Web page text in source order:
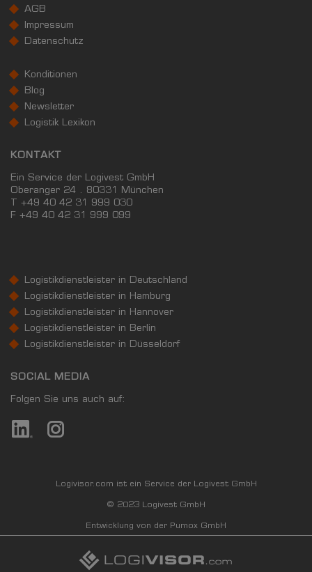
AGB
Impressum
Datenschutz
Konditionen
Blog
Newsletter
Logistik Lexikon
KONTAKT
Ein Service der Logivest GmbH
Oberanger 24 . 80331 München
T +49 40 42 31 999 030
F +49 40 42 31 999 099
Logistikdienstleister in Deutschland
Logistikdienstleister in Hamburg
Logistikdienstleister in Hannover
Logistikdienstleister in Berlin
Logistikdienstleister in Düsseldorf
SOCIAL MEDIA
Folgen Sie uns auch auf:
Logivisor.com ist ein Service der Logivest GmbH
© 2023 Logivest GmbH
Entwicklung von der Pumox GmbH